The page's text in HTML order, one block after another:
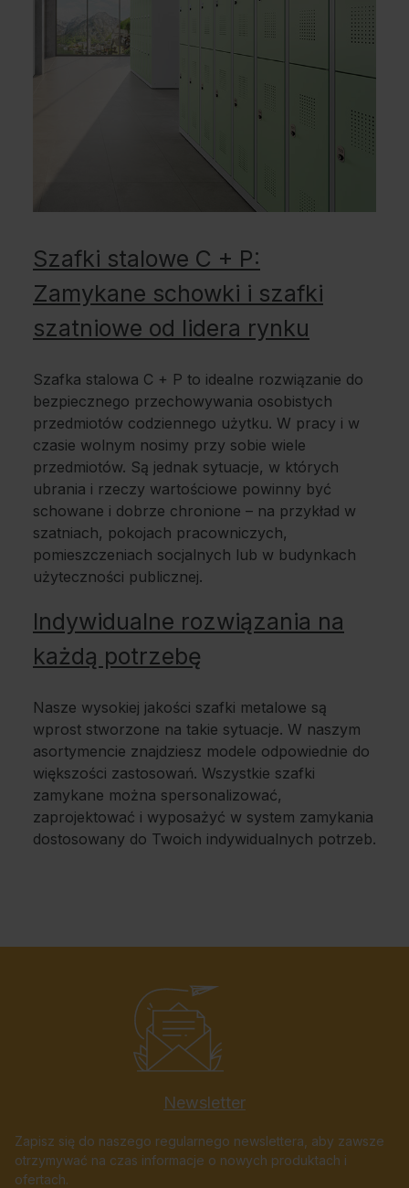
Szafki stalowe C + P:
Zamykane schowki i szafki
szatniowe od lidera rynku
Szafka stalowa C + P to idealne rozwiązanie do
bezpiecznego przechowywania osobistych
przedmiotów codziennego użytku. W pracy i w
czasie wolnym nosimy przy sobie wiele
przedmiotów. Są jednak sytuacje, w których
ubrania i rzeczy wartościowe powinny być
schowane i dobrze chronione – na przykład w
szatniach, pokojach pracowniczych,
pomieszczeniach socjalnych lub w budynkach
użyteczności publicznej.
Indywidualne rozwiązania na
każdą potrzebę
Nasze wysokiej jakości szafki metalowe są
wprost stworzone na takie sytuacje. W naszym
asortymencie znajdziesz modele odpowiednie do
większości zastosowań. Wszystkie szafki
zamykane można spersonalizować,
zaprojektować i wyposażyć w system zamykania
dostosowany do Twoich indywidualnych potrzeb.
Newsletter
Zapisz się do naszego regularnego newslettera, aby zawsze
otrzymywać na czas informacje o nowych produktach i
ofertach.